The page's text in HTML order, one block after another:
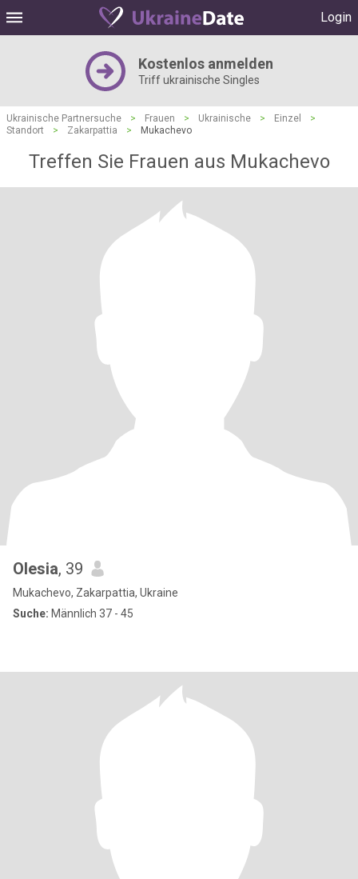
Login
Kostenlos anmelden
Triff ukrainische Singles
Ukrainische Partnersuche > Frauen > Ukrainische > Einzel
>
Standort
> Zakarpattia > Mukachevo
Treffen Sie Frauen aus Mukachevo
Olesia, 39
Mukachevo, Zakarpattia, Ukraine
Suche: Männlich 37 - 45